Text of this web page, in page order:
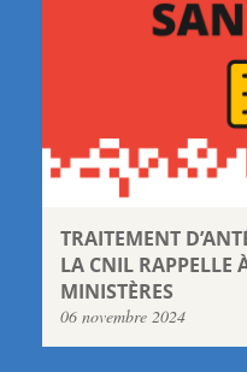
TRAITEMENT
LA CNIL RAPPELLE
MINISTÈRES
06 novembre 2024